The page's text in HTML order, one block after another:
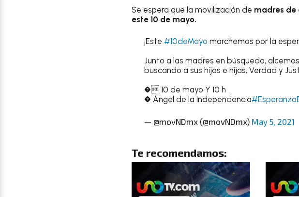
Se espera que la movilización de madres de
este 10 de mayo.
¡Este #10deMayo marchemos por la
Junto a las madres en búsqueda,
buscando a sus hijos e hijas, Verdad y
� 10 de mayo Y 10 h
� Ángel de la Independencia
— @movNDmx (@movNDmx) May 5, 2021
Te recomendamos: